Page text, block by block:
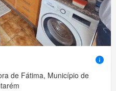
de Fátima, Município de